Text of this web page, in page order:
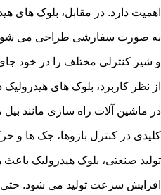
اهمیت دارد. در مقابل، بلوک های
به صورت سفارشی طراحی می شوند
و شیر کنترلی مختلف را در خود
از نظر کاربرد، بلوک های
در ماشین آلات راه سازی مانند
کلیدی در کنترل بازوها، جک ها و
تولید صنعتی، بلوک هیدرولیک
افزایش سرعت تولید می شود. حتی